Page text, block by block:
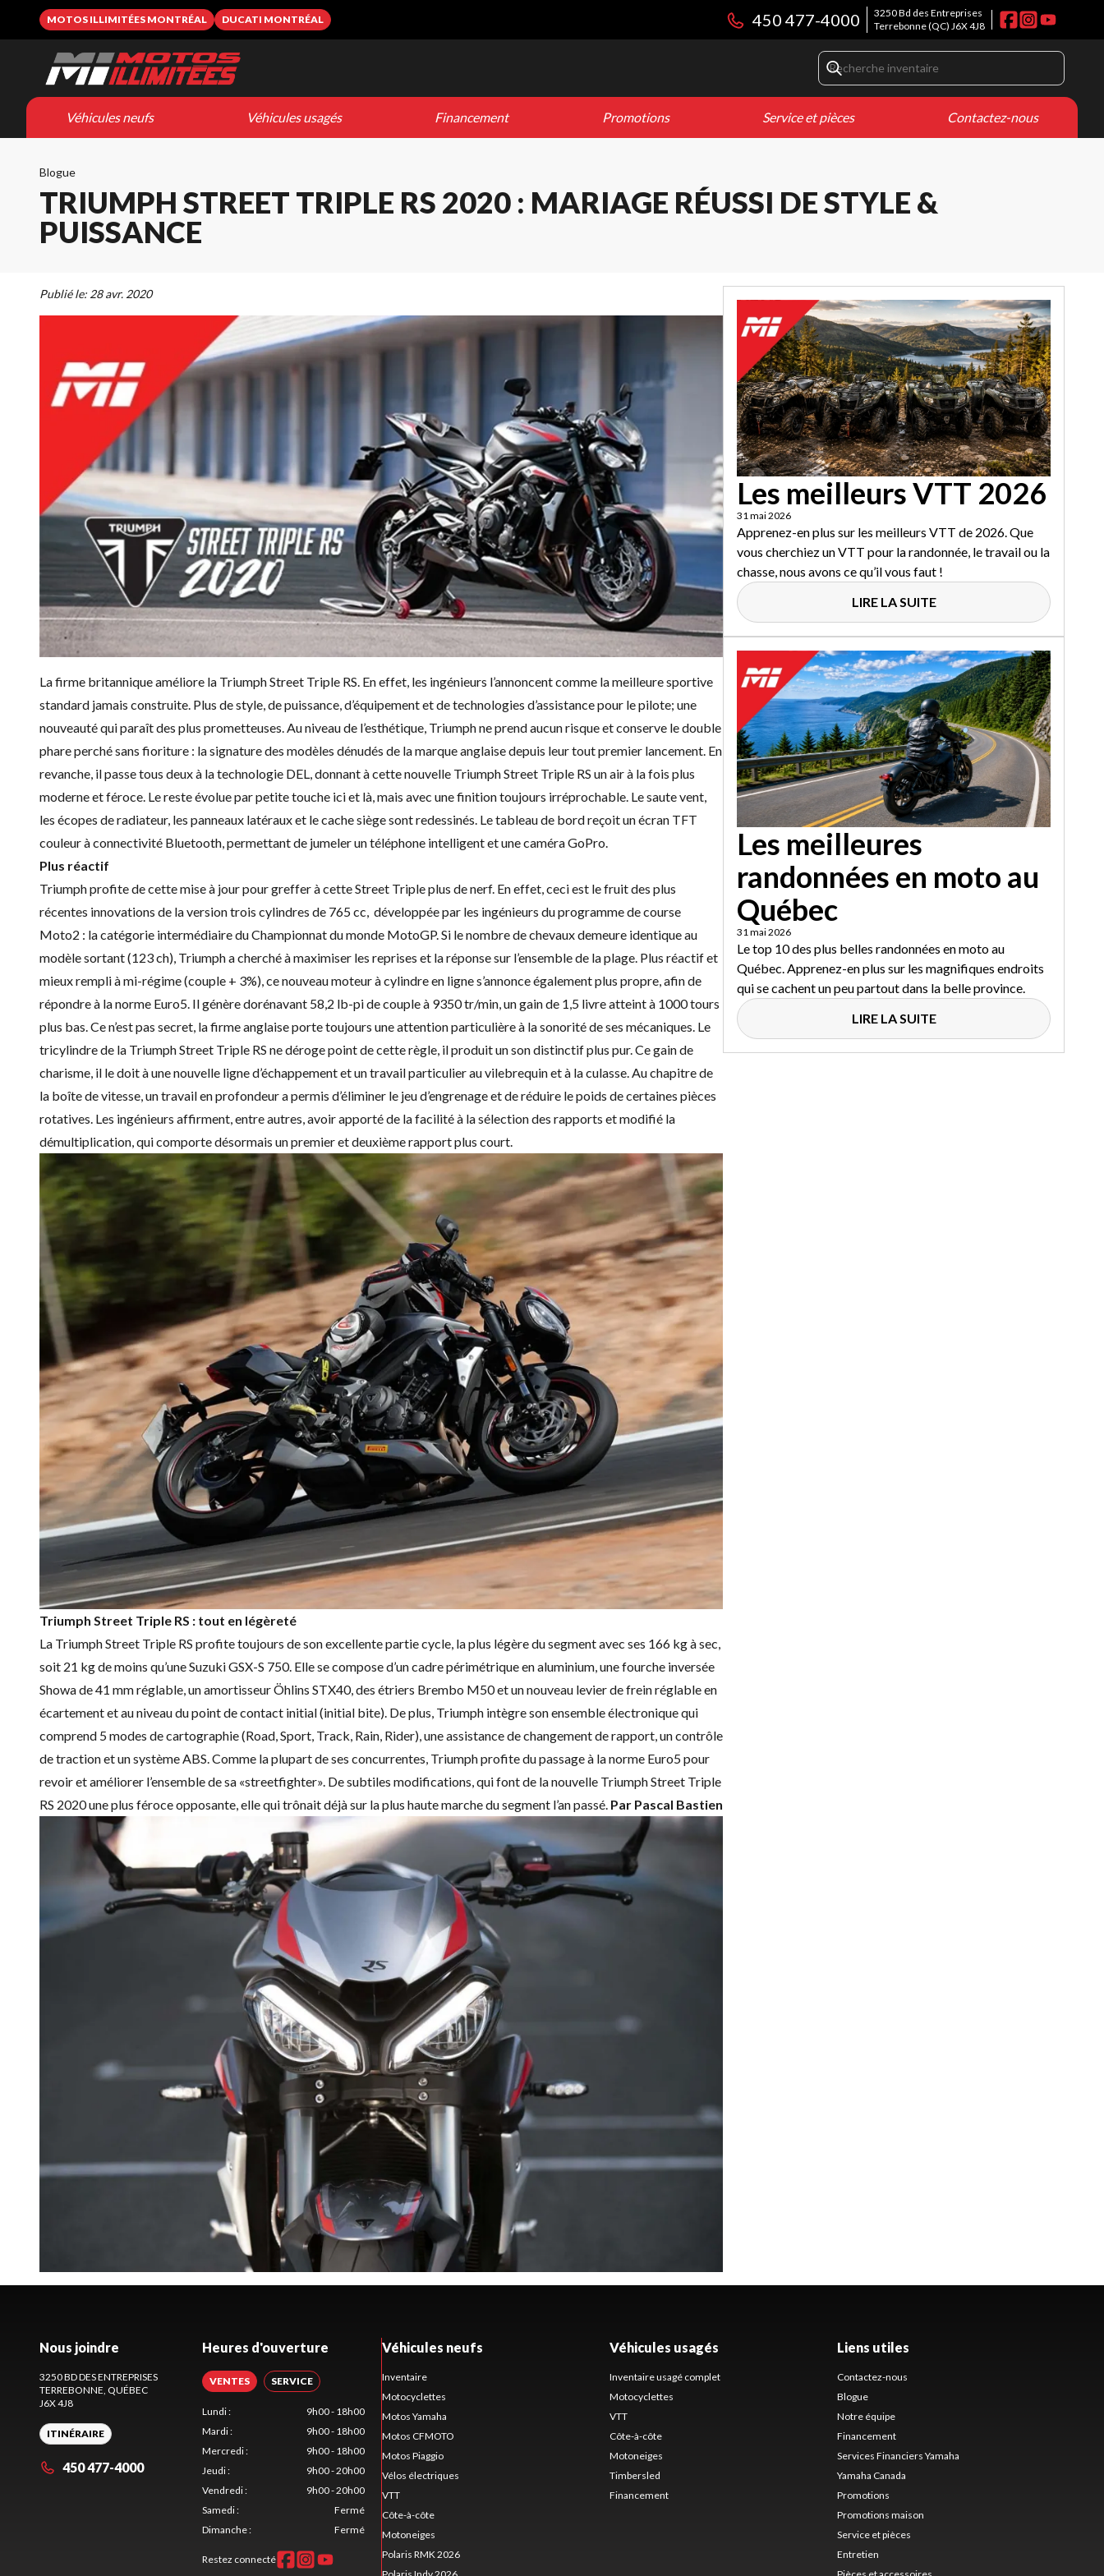
MOTOS ILLIMITÉES MONTRÉAL DUCATI MONTRÉAL
3250 Bd des Entreprises
Terrebonne(QC) J6X 4J8
450 477-4000
Véhicules neufs Véhicules usagés Financement Promotions Service et pièces Contactez-nous
Blogue
TRIUMPH STREET TRIPLE RS 2020 : MARIAGE RÉUSSI DE STYLE &
PUISSANCE
Publié le: 28 avr. 2020
La firme britannique améliore la Triumph Street Triple RS. En effet, les ingénieurs l’annoncent comme la meilleure sportive
standard jamais construite. Plus de style, de puissance, d’équipement et de technologies d’assistance pour le pilote; une
nouveauté qui paraît des plus prometteuses. Au niveau de l’esthétique, Triumph ne prend aucun risque et conserve le double
phare perché sans fioriture : la signature des modèles dénudés de la marque anglaise depuis leur tout premier lancement. En
revanche, il passe tous deux à la technologie DEL, donnant à cette nouvelle Triumph Street Triple RS un air à la fois plus
moderne et féroce. Le reste évolue par petite touche ici et là, mais avec une finition toujours irréprochable. Le saute vent,
les écopes de radiateur, les panneaux latéraux et le cache siège sont redessinés. Le tableau de bord reçoit un écran TFT
couleur à connectivité Bluetooth, permettant de jumeler un téléphone intelligent et une caméra GoPro.
Plus réactif
Triumph profite de cette mise à jour pour greffer à cette Street Triple plus de nerf. En effet, ceci est le fruit des plus
récentes innovations de la version trois cylindres de 765 cc, développée par les ingénieurs du programme de course
Moto2 : la catégorie intermédiaire du Championnat du monde MotoGP. Si le nombre de chevaux demeure identique au
modèle sortant (123 ch), Triumph a cherché à maximiser les reprises et la réponse sur l’ensemble de la plage. Plus réactif et
mieux rempli à mi-régime (couple + 3%), ce nouveau moteur à cylindre en ligne s’annonce également plus propre, afin de
répondre à la norme Euro5. Il génère dorénavant 58,2 lb-pi de couple à 9350 tr/min, un gain de 1,5 livre atteint à 1000 tours
plus bas. Ce n’est pas secret, la firme anglaise porte toujours une attention particulière à la sonorité de ses mécaniques. Le
tricylindre de la Triumph Street Triple RS ne déroge point de cette règle, il produit un son distinctif plus pur. Ce gain de
charisme, il le doit à une nouvelle ligne d’échappement et un travail particulier au vilebrequin et à la culasse. Au chapitre de
la boîte de vitesse, un travail en profondeur a permis d’éliminer le jeu d’engrenage et de réduire le poids de certaines pièces
rotatives. Les ingénieurs affirment, entre autres, avoir apporté de la facilité à la sélection des rapports et modifié la
démultiplication, qui comporte désormais un premier et deuxième rapport plus court.
Triumph Street Triple RS : tout en légèreté
La Triumph Street Triple RS profite toujours de son excellente partie cycle, la plus légère du segment avec ses 166 kg à sec,
soit 21 kg de moins qu’uneSuzuki GSX-S 750. Elle se compose d’un cadre périmétrique en aluminium, une fourche inversée
Showa de 41 mm réglable, un amortisseur Öhlins STX40, des étriers Brembo M50 et un nouveau levier de frein réglable en
écartement et au niveau du point de contact initial (initial bite). De plus, Triumph intègre son ensemble électronique qui
comprend 5 modes de cartographie (Road, Sport, Track, Rain, Rider), une assistance de changement de rapport, un contrôle
de traction et un système ABS. Comme la plupart de ses concurrentes, Triumph profite du passage à la norme Euro5 pour
revoir et améliorer l’ensemble de sa «streetfighter». De subtiles modifications, qui font de la nouvelle Triumph Street Triple
RS 2020 une plus féroce opposante, elle qui trônait déjà sur la plus haute marche du segment l’an passé. Par Pascal Bastien
Les meilleurs VTT 2026
31 mai 2026
Apprenez-en plus sur les meilleurs VTT de 2026. Que
vous cherchiez un VTT pour la randonnée, le travail ou la
chasse, nous avons ce qu’il vous faut !
LIRE LA SUITE
Les meilleures
randonnées en moto au
Québec
31 mai 2026
Le top 10 des plus belles randonnées en moto au
Québec. Apprenez-en plus sur les magnifiques endroits
qui se cachent un peu partout dans la belle province.
LIRE LA SUITE
Nous joindre
3250 BD DES ENTREPRISES
TERREBONNE , QUÉBEC
J6X 4J8
ITINÉRAIRE
450 477-4000
Heures d'ouverture
VENTES SERVICE
Lundi:
9h00 - 18h00
Mardi:
9h00 - 18h00
Mercredi:
9h00 - 18h00
Jeudi:
9h00 - 20h00
Vendredi:
9h00 - 20h00
Samedi:
Fermé
Dimanche: Fermé
Restez connecté
Véhicules neufs
Inventaire
Motocyclettes
Motos Yamaha
Motos CFMOTO
Motos Piaggio
Vélos électriques
VTT
Côte-à-côte
Motoneiges
Polaris RMK 2026
Véhicules usagés
Inventaire usagé complet
Motocyclettes
VTT
Côte-à-côte
Motoneiges
Timbersled
Financement
Liens utiles
Contactez-nous
Blogue
Notre équipe
Financement
Services Financiers Yamaha
Yamaha Canada
Promotions
Promotions maison
Service et pièces
Entretien